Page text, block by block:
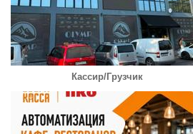
Кассир/Грузчик